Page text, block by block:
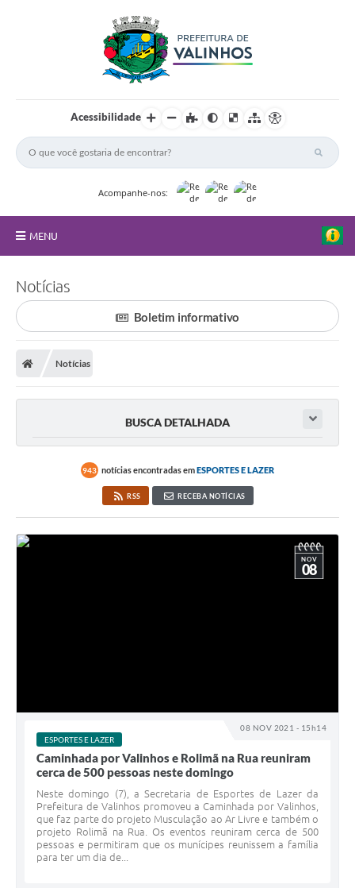
Acessibilidade
Acompanhe-nos:
MENU
Principal
Nossa Cidade
Secretarias
Atos Oficiais
Programa Famílias Fortes
Notícias
Carta de Serviços
Turismo
Obras
Galeria de Vídeos
Notícias
Boletim informativo
Notícias
BUSCA DETALHADA
943 notícias encontradas emESPORTES E LAZER
RSS RECEBA NOTÍCIAS
08 NOV 2021 - 15h14
NOV
08
ESPORTES E LAZER
Caminhada por Valinhos e Rolimã na Rua reuniram
cerca de 500 pessoas neste domingo
Neste domingo (7), a Secretaria de Esportes de Lazer da
Prefeitura de Valinhos promoveu a Caminhada por Valinhos,
que faz parte do projeto Musculação ao Ar Livre e também o
projeto Rolimã na Rua. Os eventos reuniram cerca de 500
pessoas e permitiram que os munícipes reunissem a família
para ter um dia de...